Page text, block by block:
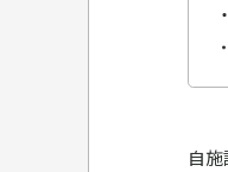
自